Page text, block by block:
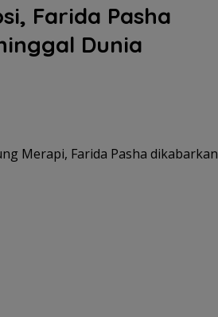
Farida Pasha
Dunia
Merapi, Farida Pasha dikabarkan